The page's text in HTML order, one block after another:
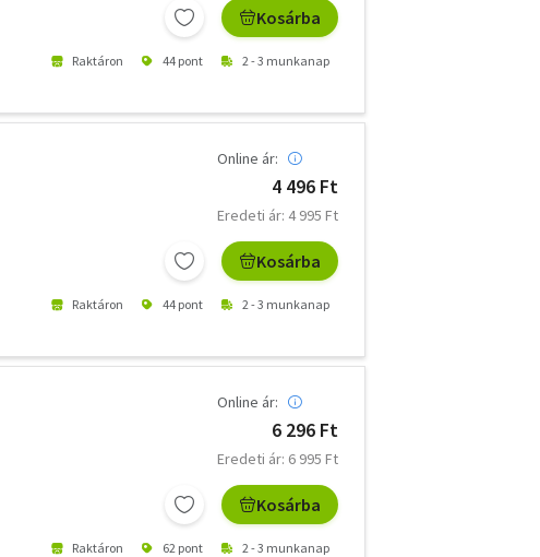
Kosárba
Raktáron 44 pont 2 - 3 munkanap
Online ár:
4 496 Ft
Eredeti ár: 4 995 Ft
Kosárba
Raktáron 44 pont 2 - 3 munkanap
Online ár:
6 296 Ft
Eredeti ár: 6 995 Ft
Kosárba
Raktáron 62 pont 2 - 3 munkanap